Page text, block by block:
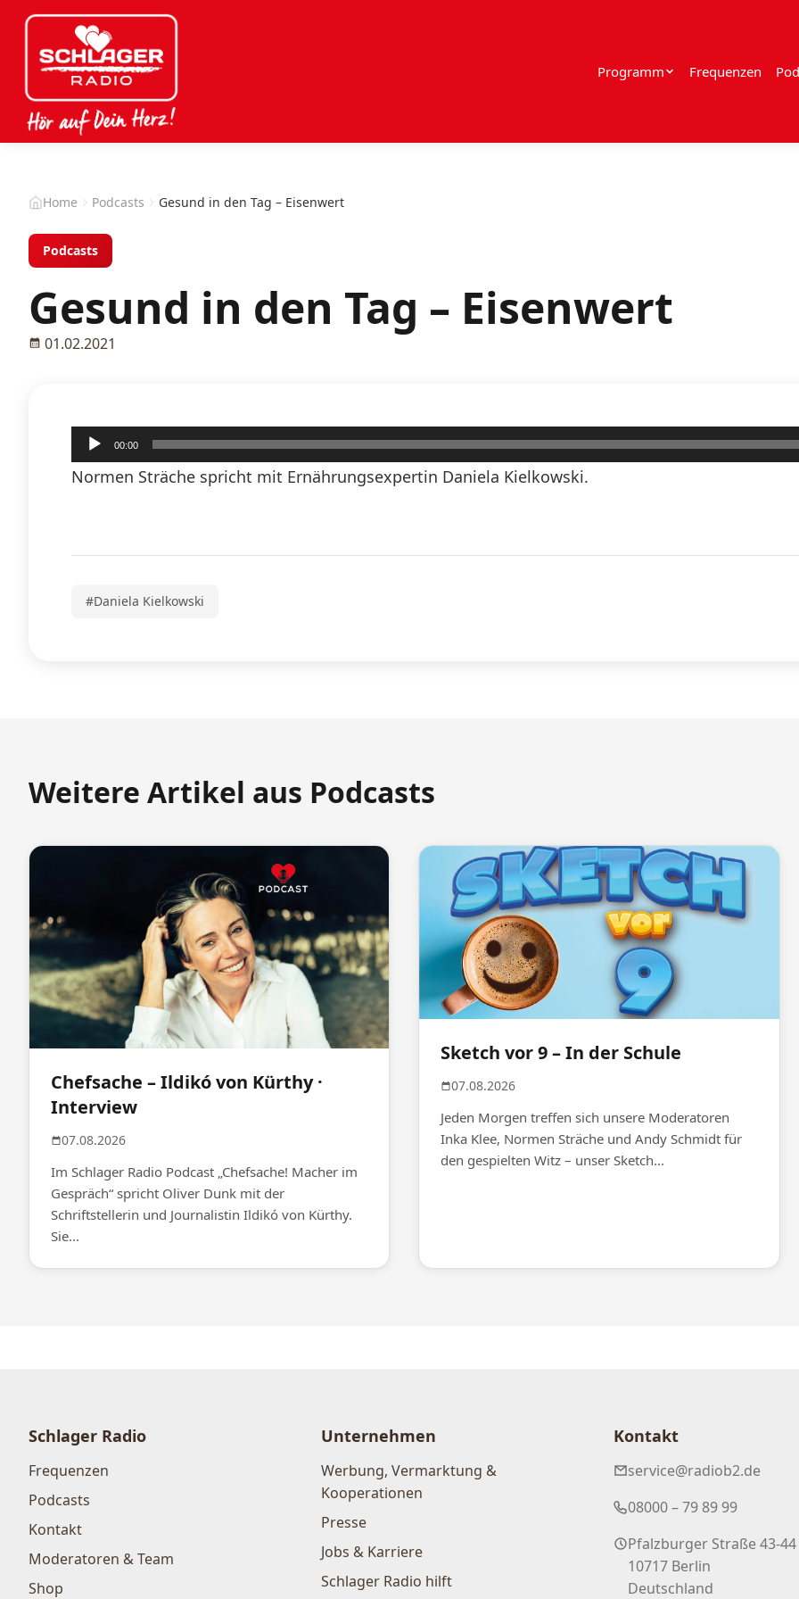
Programm Frequenzen
Home Podcasts Gesund in den Tag – Eisenwert
Podcasts
Gesund in den Tag – Eisenwert
01.02.2021
Audio-
Player
00:00
Normen Sträche spricht mit Ernährungsexpertin Daniela Kielkowski.
#Daniela Kielkowski
Weitere Artikel aus Podcasts
Chefsache – Ildikó von Kürthy ·
Interview
07.08.2026
Im Schlager Radio Podcast „Chefsache! Macher im
Gespräch“ spricht Oliver Dunk mit der
Schriftstellerin und Journalistin Ildikó von Kürthy.
Sie...
Sketch vor 9 – In der Schule
07.08.2026
Jeden Morgen treffen sich unsere Moderatoren
Inka Klee, Normen Sträche und Andy Schmidt für
den gespielten Witz – unser Sketch...
Schlager Radio
Frequenzen
Podcasts
Kontakt
Moderatoren & Team
Shop
Unternehmen
Werbung, Vermarktung &
Kooperationen
Presse
Jobs & Karriere
Schlager Radio hilft
Kontakt
service@radiob2.de
08000 – 79 89 99
Pfalzburger Straße 43-44
10717 Berlin
Deutschland